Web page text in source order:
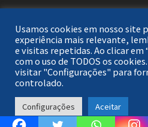
Copyright © 2026Política
direitos
Usamos cookies em nosso site
experiência mais relevante,
e visitas repetidas. Ao clicar em
com o uso de TODOS os
visitar "Configurações" para
controlado.
Configurações Aceitar